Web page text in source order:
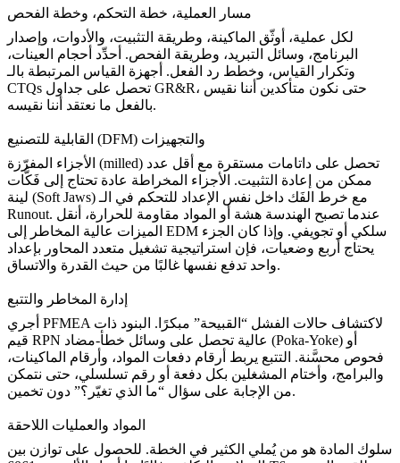
مسار العملية، خطة التحكم، وخطة الفحص
لكل عملية، أوثّق الماكينة، وطريقة التثبيت، والأدوات، وإصدار
البرنامج، وسائل التبريد، وطريقة الفحص. أحدِّد أحجام العينات،
وتكرار القياس، وخطط رد الفعل. أجهزة القياس المرتبطة بالـ
CTQs تحصل على جداول GR&R، حتى نكون متأكدين أننا نقيس
بالفعل ما نعتقد أننا نقيسه.
القابلية للتصنيع (DFM) والتجهيزات
الأجزاء المفرّزة (milled) تحصل على داتامات مستقرة مع أقل عدد
ممكن من إعادة التثبيت. الأجزاء المخراطة عادة تحتاج إلى فَكَّات
لينة (Soft Jaws) مع خرط الفَك داخل نفس الإعداد للتحكم في الـ
Runout. عندما تصبح الهندسة هشة أو المواد مقاومة للحرارة، أنقل
الميزات عالية المخاطر إلى EDM سلكي أو تجويفي. وإذا كان الجزء
يحتاج أربع وضعيات، فإن استراتيجية تشغيل متعدد المحاور بإعداد
واحدتدفع نفسها غالبًا من حيث القدرة والاتساق.
إدارة المخاطر والتتبع
أجري PFMEA لاكتشاف حالات الفشل “القبيحة” مبكرًا. البنود ذات
قيم RPN عالية تحصل على وسائل خطأ-مضاد (Poka-Yoke) أو
فحوص محسَّنة. التتبع يربط أرقام دفعات المواد، وأرقام الماكينات،
والبرامج، وأختام المشغلين بكل دفعة أو رقم تسلسلي، حتى نتمكن
من الإجابة على سؤال “ما الذي تغيّر؟” دون تخمين.
المواد والعمليات اللاحقة
سلوك المادة هو من يُملي الكثير في الخطة. للحصول على توازن بين